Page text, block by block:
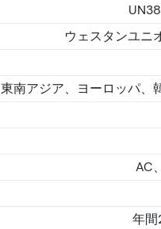
ウェスタンユニ
東南アジア、ヨーロッパ、
AC
年